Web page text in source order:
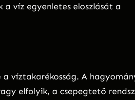
víz egyenletes eloszlását a
víztakarékosság. A
elfolyik, a csepegtető